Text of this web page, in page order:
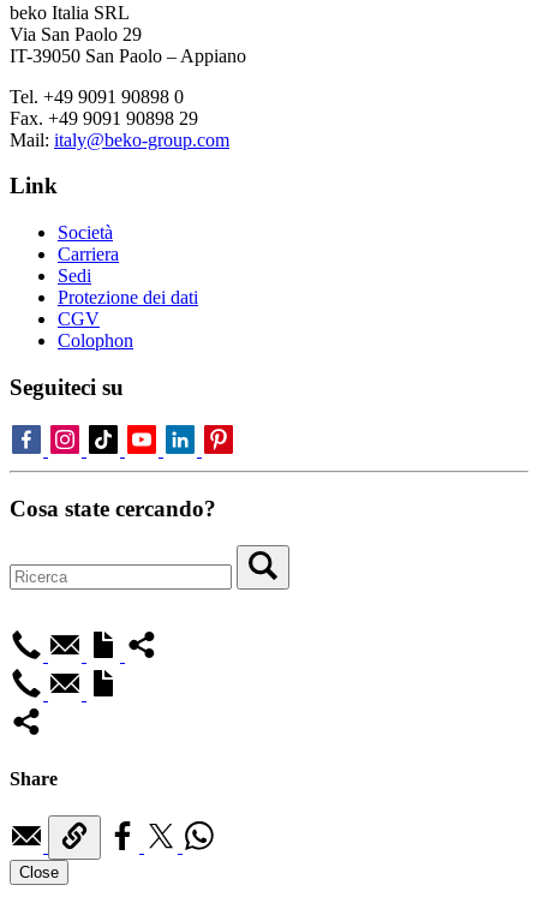
beko Italia SRL
Via San Paolo 29
IT-39050 San Paolo – Appiano
Tel. +49 9091 90898 0
Fax. +49 9091 90898 29
Mail: italy@beko-group.com
Link
Società
Carriera
Sedi
Protezione dei dati
CGV
Colophon
Seguiteci su
Cosa state cercando?
Share
Close